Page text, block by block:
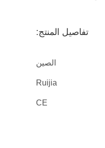
تفاصيل المنتج:
الصين
Ruijia
CE